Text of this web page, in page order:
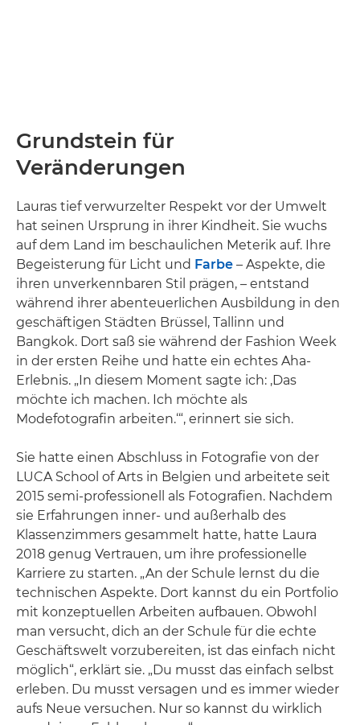
Grundstein für
Veränderungen
Lauras tief verwurzelter Respekt vor der Umwelt
hat seinen Ursprung in ihrer Kindheit. Sie wuchs
auf dem Land im beschaulichen Meterik auf. Ihre
Begeisterung für Licht und Farbe – Aspekte, die
ihren unverkennbaren Stil prägen, – entstand
während ihrer abenteuerlichen Ausbildung in den
geschäftigen Städten Brüssel, Tallinn und
Bangkok. Dort saß sie während der Fashion Week
in der ersten Reihe und hatte ein echtes Aha-
Erlebnis. „In diesem Moment sagte ich: ‚Das
möchte ich machen. Ich möchte als
Modefotografin arbeiten.‘“, erinnert sie sich.
Sie hatte einen Abschluss in Fotografie von der
LUCA School of Arts in Belgien und arbeitete seit
2015 semi-professionell als Fotografien. Nachdem
sie Erfahrungen inner- und außerhalb des
Klassenzimmers gesammelt hatte, hatte Laura
2018 genug Vertrauen, um ihre professionelle
Karriere zu starten. „An der Schule lernst du die
technischen Aspekte. Dort kannst du ein Portfolio
mit konzeptuellen Arbeiten aufbauen. Obwohl
man versucht, dich an der Schule für die echte
Geschäftswelt vorzubereiten, ist das einfach nicht
möglich“, erklärt sie. „Du musst das einfach selbst
erleben. Du musst versagen und es immer wieder
aufs Neue versuchen. Nur so kannst du wirklich